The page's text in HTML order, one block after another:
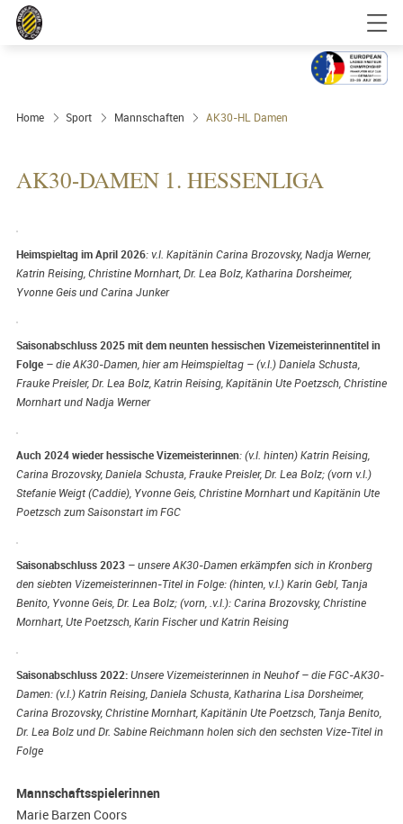
Home Sport Mannschaften AK30-HL Damen
AK30-DAMEN 1. HESSENLIGA
Heimspieltag im April 2026: v.l. Kapitänin Carina Brozovsky, Nadja Werner,
Katrin Reising, Christine Mornhart, Dr. Lea Bolz, Katharina Dorsheimer,
Yvonne Geis und Carina Junker
Saisonabschluss 2025 mit dem neunten hessischen Vizemeisterinnentitel in
Folge– die AK30-Damen, hier am Heimspieltag – (v.l.) Daniela Schusta,
Frauke Preisler, Dr. Lea Bolz, Katrin Reising, Kapitänin Ute Poetzsch, Christine
Mornhart und Nadja Werner
Auch 2024 wieder hessische Vizemeisterinnen: (v.l. hinten) Katrin Reising,
Carina Brozovsky, Daniela Schusta, Frauke Preisler, Dr. Lea Bolz; (vorn v.l.)
Stefanie Weigt (Caddie), Yvonne Geis, Christine Mornhart und Kapitänin Ute
Poetzsch zum Saisonstart im FGC
Saisonabschluss 2023 – unsere AK30-Damen erkämpfen sich in Kronberg
den siebten Vizemeisterinnen-Titel in Folge: (hinten, v.l.) Karin Gebl, Tanja
Benito, Yvonne Geis, Dr. Lea Bolz; (vorn, .v.l.): Carina Brozovsky, Christine
Mornhart, Ute Poetzsch, Karin Fischer und Katrin Reising
Saisonabschluss 2022:Unsere Vizemeisterinnen in Neuhof – die FGC-AK30-
Damen: (v.l.) Katrin Reising, Daniela Schusta, Katharina Lisa Dorsheimer,
Carina Brozovsky, Christine Mornhart, Kapitänin Ute Poetzsch, Tanja Benito,
Dr. Lea Bolz und Dr. Sabine Reichmann holen sich den sechsten Vize-Titel in
Folge
Mannschaftsspielerinnen
Marie Barzen Coors